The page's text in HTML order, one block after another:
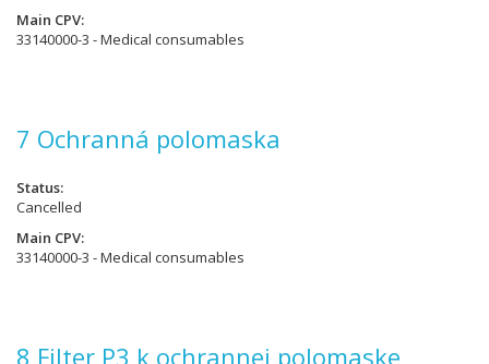
Main CPV
33140000-3 - Medical consumables
7 Ochranná polomaska
Status
Cancelled
Main CPV
33140000-3 - Medical consumables
8 Filter P3 k ochrannej polomaske